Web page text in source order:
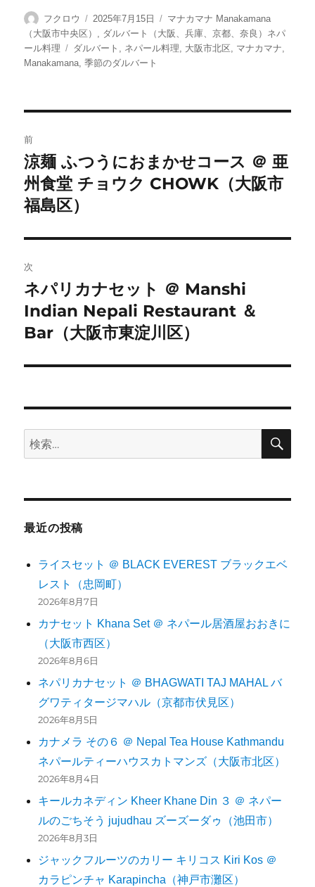
投
稿
者
フクロウ
投
日:
2025年7月15日
カ
テ
ゴ
マナカマナ Manakamana
（大阪市中央区） , ダルバート（大阪、兵庫、京都、奈良）ネパ
ール料理
タ
グ
ダルバート , ネパール料理, 大阪市北区, マナカマナ,
Manakamana,季節のダルバート
稿
ナ
ビ
ゲ
ー
シ
ョ
ン
前
前
の
投
涼麺 ふつうにおまかせコース ＠ 亜
州食堂 チョウク CHOWK（大阪市
福島区）
次
次
の
投
ネパリカナセット ＠ Manshi
Indian Nepali Restaurant ＆
Bar（大阪市東淀川区）
検
索:
検
最近の投稿
ライスセット ＠ BLACK EVEREST ブラックエベ
レスト（忠岡町）
2026年8月7日
カナセット Khana Set ＠ ネパール居酒屋おおきに
（大阪市西区）
2026年8月6日
ネパリカナセット ＠ BHAGWATI TAJ MAHAL バ
グワティタージマハル（京都市伏見区）
2026年8月5日
カナメラ その６ ＠ Nepal Tea House Kathmandu
ネパールティーハウスカトマンズ（大阪市北区）
2026年8月4日
キールカネディン Kheer Khane Din ３ ＠ ネパー
ルのごちそう jujudhau ズーズーダゥ（池田市）
2026年8月3日
ジャックフルーツのカリー キリコス Kiri Kos ＠
カラピンチャ Karapincha（神戸市灘区）